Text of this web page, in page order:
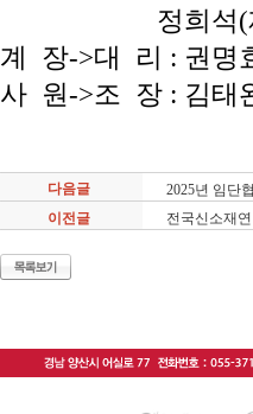
정희석(재
계 장->대 리 : 권명
사 원->조 장 : 김태
다음글
2025년 임단
이전글
전국신소재